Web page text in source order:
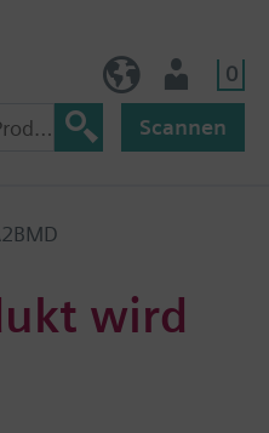
0
Scannen
wird